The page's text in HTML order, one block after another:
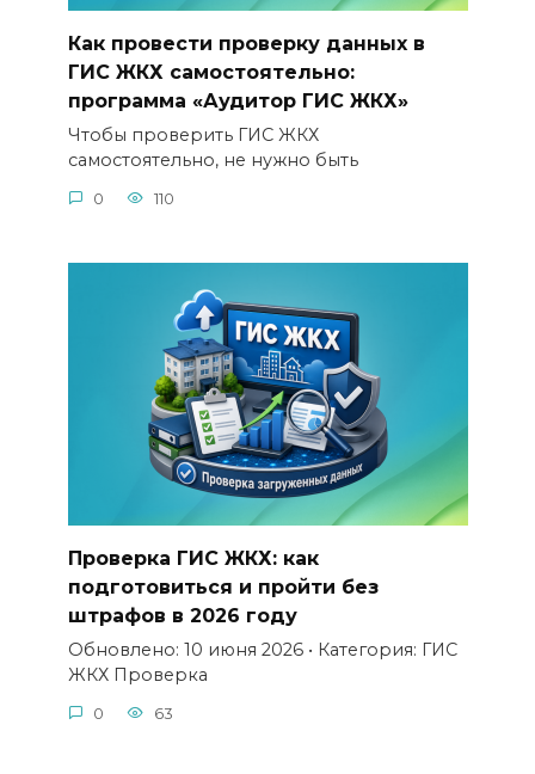
Как провести проверку данных в
ГИС ЖКХ самостоятельно:
программа «Аудитор ГИС ЖКХ»
Чтобы проверить ГИС ЖКХ
самостоятельно, не нужно быть
0 110
Проверка ГИС ЖКХ: как
подготовиться и пройти без
штрафов в 2026 году
Обновлено: 10 июня 2026 • Категория: ГИС
ЖКХ Проверка
0 63